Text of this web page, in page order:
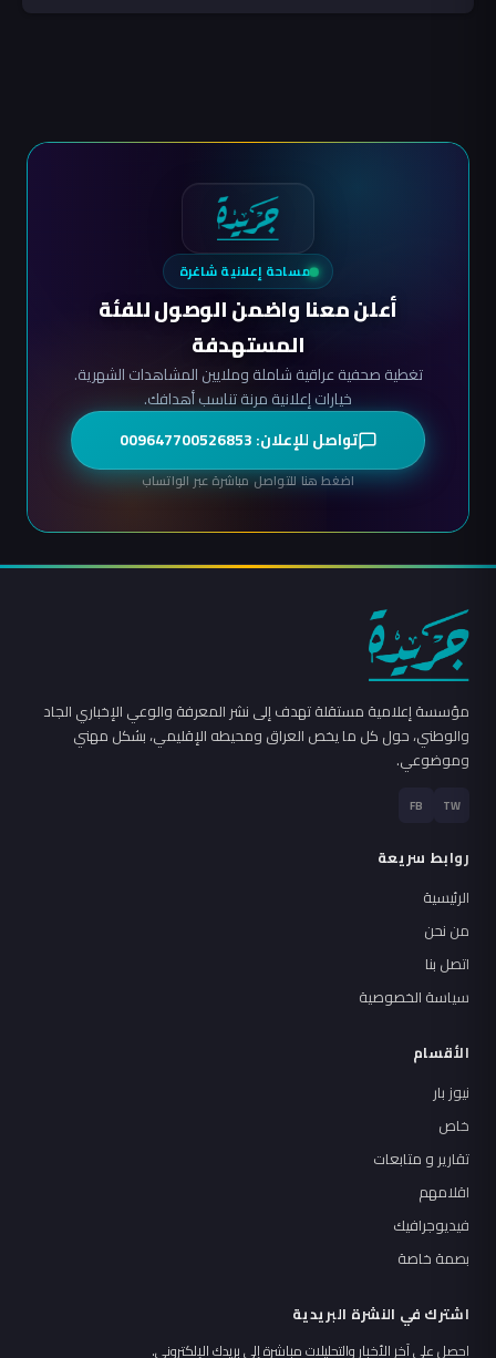
مساحة إعلانية شاغرة
أعلن معنا واضمن الوصول للفئة
المستهدفة
تغطية صحفية عراقية شاملة وملايين المشاهدات الشهرية.
خيارات إعلانية مرنة تناسب أهدافك.
تواصل للإعلان: 009647700526853
اضغط هنا للتواصل مباشرة عبر الواتساب
مؤسسة إعلامية مستقلة تهدف إلى نشر المعرفة والوعي الإخباري الجاد
والوطني، حول كل ما يخص العراق ومحيطه الإقليمي، بشكل مهني
وموضوعي.
TW
FB
روابط سريعة
الرئيسية
من نحن
اتصل بنا
سياسة الخصوصية
الأقسام
نيوز بار
خاص
تقارير و متابعات
اقلامهم
فيديوجرافيك
بصمة خاصة
اشترك في النشرة البريدية
احصل على آخر الأخبار والتحليلات مباشرة إلى بريدك الإلكتروني.